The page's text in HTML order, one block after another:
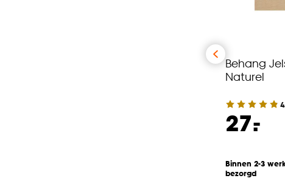
Behang
Naturel
27.
-
Binnen 2-3
bezorgd